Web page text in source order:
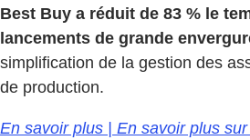
Best Buy a réduit de 83 % le
lancements de grande
simplification de la gestion des
de production.
En savoir plus | En savoir plus